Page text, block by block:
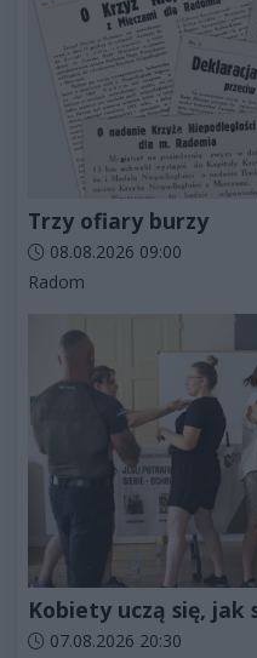
Trzy ofiary burzy
Data dodania artykułu:
08.08.2026 09:00
Kategorie artykułu:
Radom
Kobiety uczą się, jak
Data dodania artykułu:
07.08.2026 20:30